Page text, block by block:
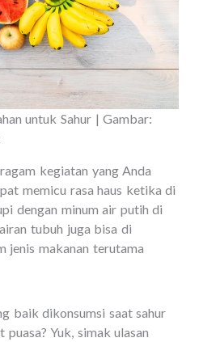
untuk Sahur | Gambar:
kegiatan yang Anda
memicu rasa haus ketika di
dengan minum air putih di
tubuh juga bisa di
jenis makanan terutama
baik dikonsumsi saat sahur
puasa? Yuk, simak ulasan